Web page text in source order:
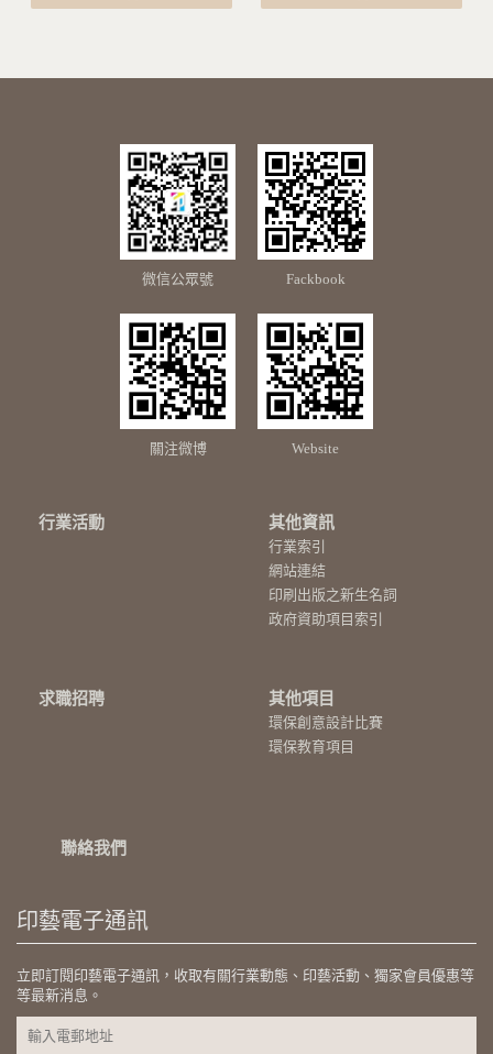
微信公眾號 Fackbook
關注微博 Website
行業活動 其他資訊
行業索引
網站連結
印刷出版之新生名詞
政府資助項目索引
求職招聘 其他項目
環保創意設計比賽
環保教育項目
聯絡我們
印藝電子通訊
立即訂閱印藝電子通訊，收取有關行業動態、印藝活動、獨家會員優惠等
等最新消息。